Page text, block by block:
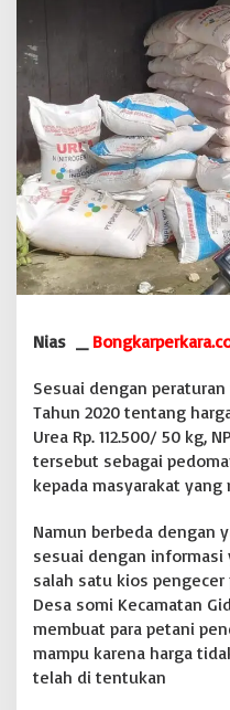
c
e
r
P
u
p
u
k
S
u
b
s
i
i
n
A
d
a
d
s
a
o
m
i
K
Nias _
Sesuai dengan
Tahun 2020 tentang
Urea Rp. 112.500/ 50 kg,
tersebut sebagai
kepada masyarakat
Namun berbeda dengan
sesuai dengan
salah satu kios
Desa somi Kecamatan
membuat para petani
mampu karena harga
telah di tentukan